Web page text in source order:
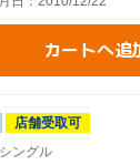
カートへ追
店舗受取可
シングル